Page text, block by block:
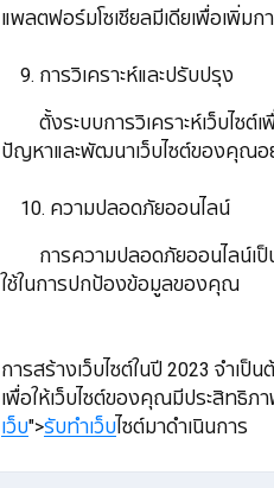
แพลตฟอร์มโซเชียลมีเดียเพื่อเพิ่ม
​​​​​​​​​​​​​ 9. ​การวิเคราะห์และปรับปรุง
ตั้งระบบการวิเคราะห์เว็บไซต์
ปัญหาและพัฒนาเว็บไซต์ของคุณอ
​​​​​​​​​​​​​​ 10. ความปลอดภัยออนไลน์
การความปลอดภัยออนไลน์เป็น
ใช้ในการปกป้องข้อมูลของคุณ
การสร้างเว็บไซต์ในปี 2023 จำเป็
เพื่อให้เว็บไซต์ของคุณมีประสิทธิภ
เว็บ">รับทำเว็บไซต์มาดำเนินการ